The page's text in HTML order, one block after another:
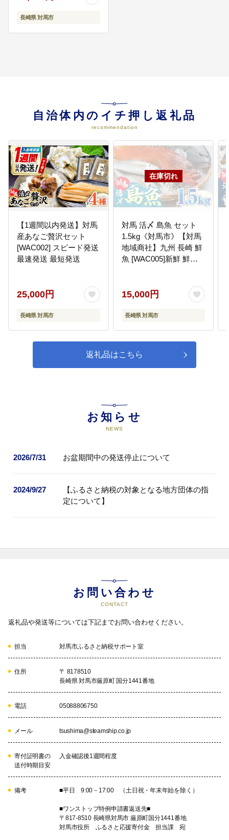
スピード発送 最速発送
最短発送
長崎県 対馬市
自治体内のイチ押し返礼品
recommendation
【1週間以内発送】対馬
産あなご贅沢セット
[WAC002] スピード発送
最速発送 最短発送
25,000円
長崎県 対馬市
対馬 活〆 島魚 セット
1.5kg《対馬市》【対馬
地域商社】九州 長崎 鮮
魚 [WAC005]新鮮 鮮度
魚 ぶり まぐろ 刺し身
定置網 おかず 一品 味噌
汁 塩焼き 鮪 マグロ
15,000円
長崎県 対馬市
返礼品はこちら
お知らせ
NEWS
2026/7/31 お盆期間中の発送停止について
2024/9/27
【ふるさと納税の対象となる地方団体の指
定について】
お問い合わせ
CONTACT
返礼品や発送等については下記までお問い合わせください。
担当 対馬市ふるさと納税サポート室
住所
〒 8178510
長崎県 対馬市厳原町 国分1441番地
電話 05088806750
メール tsushima@steamship.co.jp
寄付証明書の
送付時期目安
入金確認後1週間程度
備考 ■平日 9:00－17:00 （土日祝・年末年始を除く）
■ワンストップ特例申請書返送先■
〒817-8510 長崎県対馬市 厳原町国分1441番地
対馬市役所 ふるさと応援寄付金 担当課 宛